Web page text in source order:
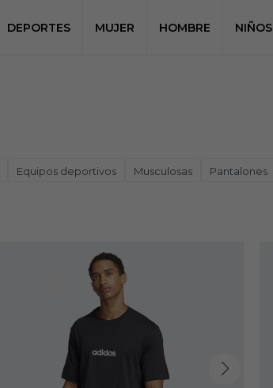
DEPORTES MUJER HOMBRE NIÑOS
Equipos deportivos Musculosas Pantalones